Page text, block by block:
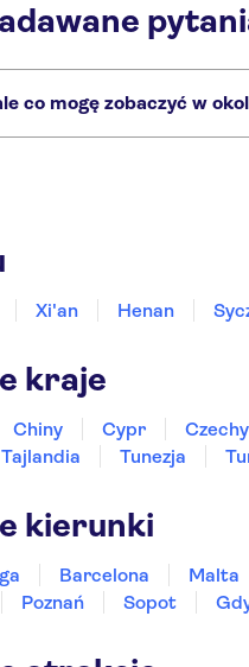
co mogę zobaczyć w
Xi'an Henan
kraje
Chiny Cypr Czechy
Tajlandia Tunezja
kierunki
Barcelona Malta
Poznań Sopot